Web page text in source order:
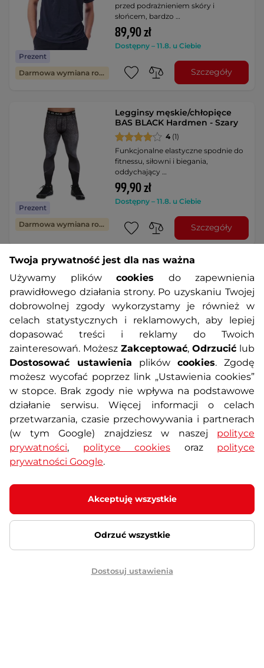
Prezent
Darmowa wymiana rozmiaru
przed podrażnieniem skóry i
słońcem, bardzo …
89,90 zł
Dostępny – 11.8. u Ciebie
Szczegóły
Prezent
Darmowa wymiana rozmiaru
Legginsy męskie/chłopięce
BAS BLACK Hardmen - Szary
4 (1)
Funkcjonalne elastyczne spodnie do
fitnessu, siłowni i biegania,
oddychający …
99,90 zł
Dostępny – 11.8. u Ciebie
Szczegóły
Prezent
Darmowa wymiana rozmiaru
BAS BLACK Quantum -
Niebiesko-czerwony
(4)
Funkcjonalne, elastyczne spodnie do
fitnessu, ćwiczeń i joggingu,
energetyczne …
114,90 zł
Dostępny – 11.8. u Ciebie
Szczegóły
Męskie szorty na siłownię
Nebbia Red Label 152 - Czarny
279,90 zł
Dostępny – 11.8. u Ciebie
Twoja prywatność jest dla nas ważna
Używamy plików cookies do zapewnienia
prawidłowego działania strony. Po uzyskaniu Twojej
dobrowolnej zgody wykorzystamy je również w
celach statystycznych i reklamowych, aby lepiej
dopasować treści i reklamy do Twoich
zainteresowań. Możesz Zakceptować, Odrzucić lub
Dostosować ustawienia plików cookies. Zgodę
możesz wycofać poprzez link „Ustawienia cookies”
w stopce. Brak zgody nie wpływa na podstawowe
działanie serwisu. Więcej informacji o celach
przetwarzania, czasie przechowywania i partnerach
(w tym Google) znajdziesz w naszej polityce
prywatności, polityce cookies oraz polityce
prywatności Google.
Akceptuję wszystkie
Odrzuć wszystkie
Dostosuj ustawienia